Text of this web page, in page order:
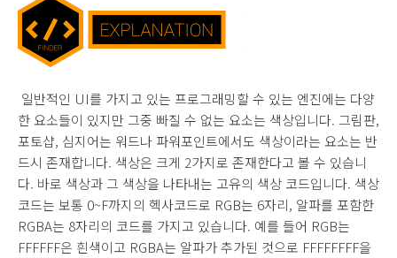
일반적인 UI를 가지고 있는 프로그래밍할 수 있는 엔진에는 다양
한 요소들이 있지만 그중 빠질 수 없는 요소는 색상입니다. 그림판,
포토샵, 심지어는 워드나 파워포인트에서도 색상이라는 요소는 반
드시 존재합니다. 색상은 크게 2가지로 존재한다고 볼 수 있습니
다. 바로 색상과 그 색상을 나타내는 고유의 색상 코드입니다. 색상
코드는 보통 0~F까지의 헥사코드로 RGB는 6자리, 알파를 포함한
RGBA는 8자리의 코드를 가지고 있습니다. 예를 들어 RGB는
FFFFFF은 흰색이고 RGBA는 알파가 추가된 것으로 FFFFFFFF을